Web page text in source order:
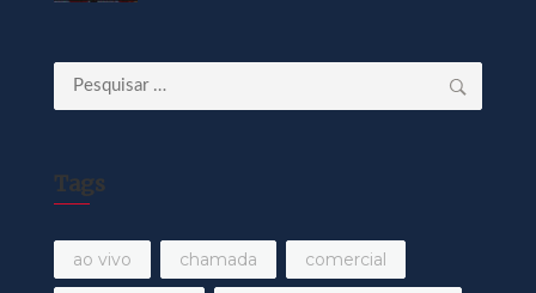
Pesquisar
por:
Tags
ao vivo chamada comercial